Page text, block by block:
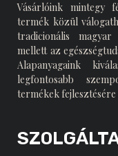
Vásárlóink mintegy
termék közül
tradicionális
mellett az
Alapanyagaink
legfontosabb
termékek